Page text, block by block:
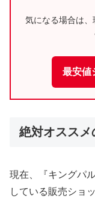
気になる場合は
最安値
絶対オススメ
現在、『キングパ
している販売ショ